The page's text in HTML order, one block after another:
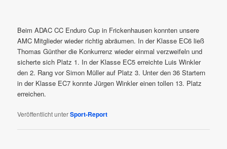
Beim ADAC CC Enduro Cup in Frickenhausen konnten unsere
AMC Mitglieder wieder richtig abräumen. In der Klasse EC6 ließ
Thomas Günther die Konkurrenz wieder einmal verzweifeln und
sicherte sich Platz 1. In der Klasse EC5 erreichte Luis Winkler
den 2. Rang vor Simon Müller auf Platz 3. Unter den 36 Startern
in der Klasse EC7 konnte Jürgen Winkler einen tollen 13. Platz
erreichen.
Veröffentlicht unterSport-Report